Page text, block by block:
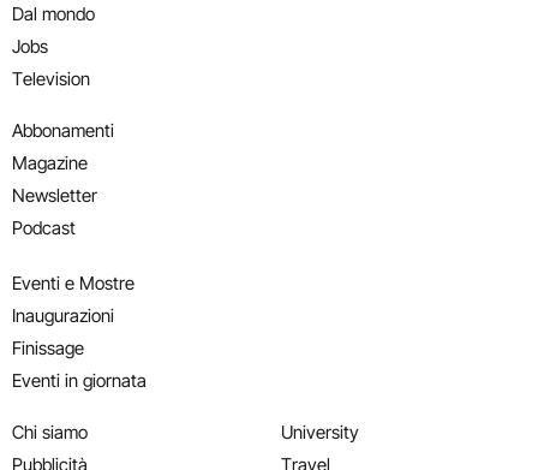
Dal mondo
Jobs
Television
Abbonamenti
Magazine
Newsletter
Podcast
Eventi e Mostre
Inaugurazioni
Finissage
Eventi in giornata
Chi siamo
Pubblicità
University
Travel